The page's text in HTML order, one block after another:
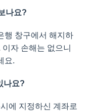
나요?
행 창구에서 해지하
자 손해는 없으니
요.
나요?
에 지정하신 계좌로